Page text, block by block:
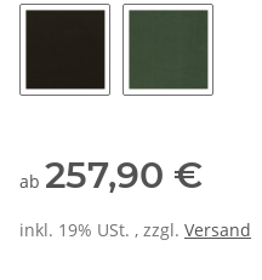
1230 - moor 1240 - fango
ab 257,90 €
inkl. 19% USt. , zzgl. Versand